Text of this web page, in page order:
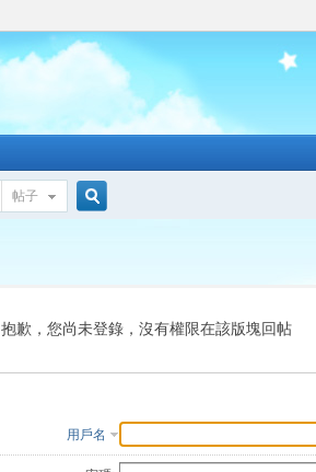
帖子
索
抱歉，您尚未登錄，沒有權限在該版塊回帖
用戶名